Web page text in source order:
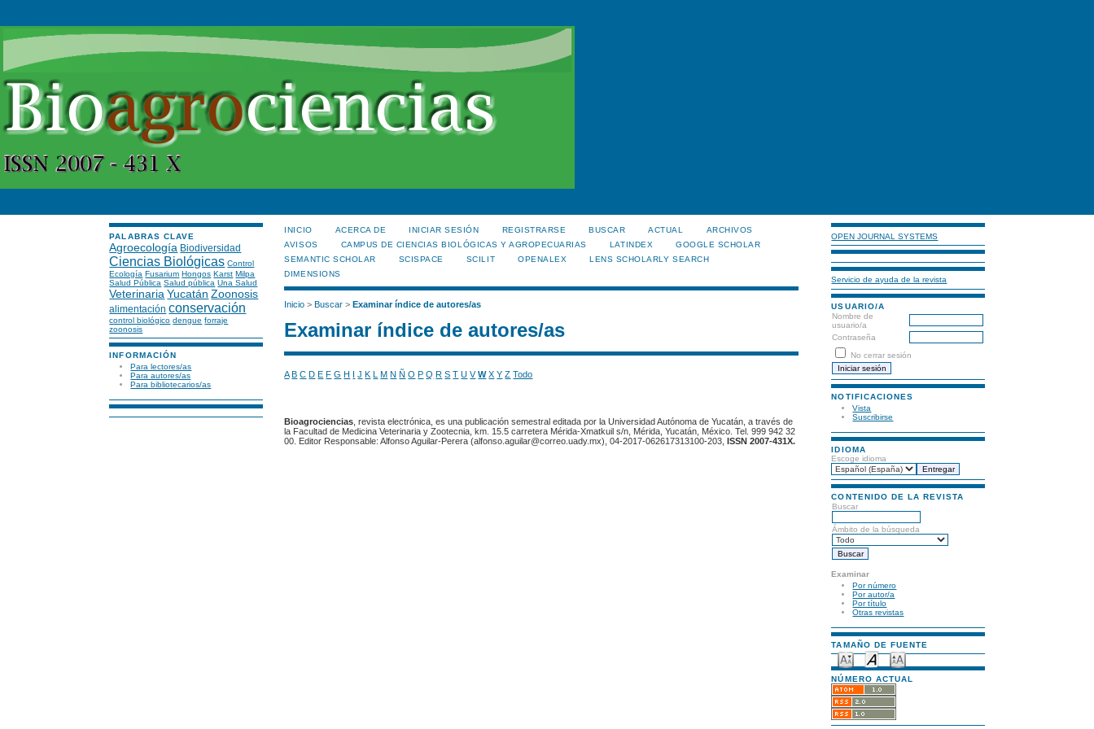
PALABRAS CLAVE
Agroecología Biodiversidad
Ciencias Biológicas Control
Ecología Fusarium Hongos Karst Milpa
Salud Pública Salud pública Una Salud
Veterinaria Yucatán Zoonosis
alimentación conservación
control biológico dengue forraje
zoonosis
INFORMACIÓN
Para lectores/as
Para autores/as
Para bibliotecarios/as
OPEN JOURNAL SYSTEMS
Servicio de ayuda de la revista
USUARIO/A
Nombre de
usuario/a
Contraseña
No cerrar sesión
NOTIFICACIONES
Vista
Suscribirse
IDIOMA
Escoge idioma
CONTENIDO DE LA REVISTA
Buscar
Ámbito de la búsqueda
Examinar
Por número
Por autor/a
Por título
Otras revistas
TAMAÑO DE FUENTE
NÚMERO ACTUAL
INICIO ACERCA DE INICIAR SESIÓN REGISTRARSE BUSCAR ACTUAL
ARCHIVOS
AVISOS
CAMPUS DE CIENCIAS BIOLÓGICAS Y AGROPECUARIAS LATINDEX
GOOGLE SCHOLAR
SEMANTIC SCHOLAR
SCISPACE SCILIT OPENALEX
LENS SCHOLARLY SEARCH
DIMENSIONS
Inicio >Buscar >Examinar índice de autores/as
Examinar índice de autores/as
A B C D E F G H I J K L M N Ñ O P Q R S T U V W X Y Z Todo
Bioagrociencias , revista electrónica, es una publicación semestral editada por la Universidad Autónoma de Yucatán, a través de
la Facultad de Medicina Veterinaria y Zootecnia, km. 15.5 carretera Mérida-Xmatkuil s/n, Mérida, Yucatán, México. Tel. 999 942 32
00. Editor Responsable: Alfonso Aguilar-Perera (alfonso.aguilar@correo.uady.mx), 04-2017-062617313100-203,
ISSN 2007-431X.